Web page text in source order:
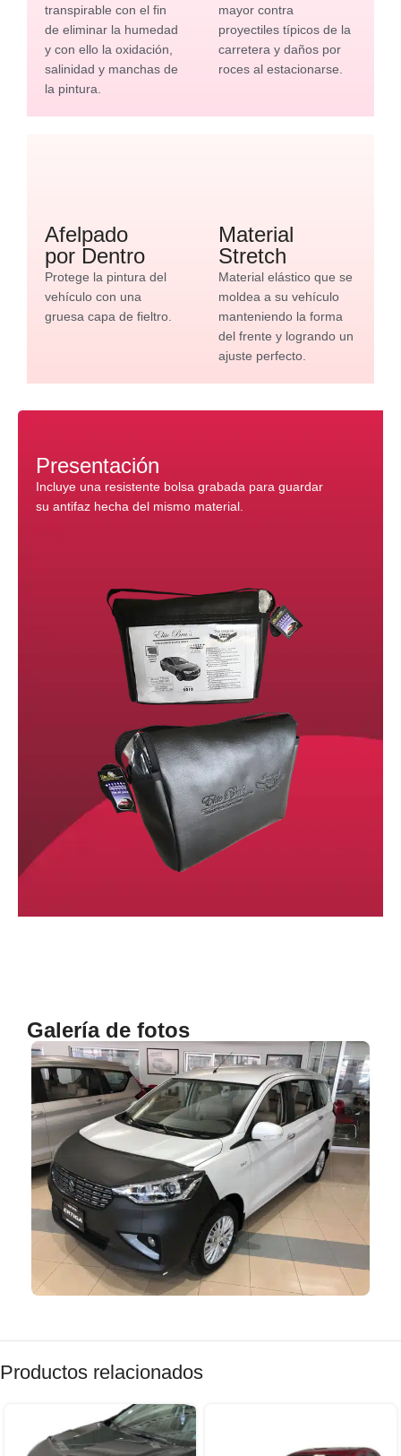
transpirable con el fin
de eliminar la humedad
y con ello la oxidación,
salinidad y manchas de
la pintura.
mayor contra
proyectiles típicos de la
carretera y daños por
roces al estacionarse.
Afelpado
por Dentro
Protege la pintura del
vehículo con una
gruesa capa de fieltro.
Material
Stretch
Material elástico que se
moldea a su vehículo
manteniendo la forma
del frente y logrando un
ajuste perfecto.
Presentación
Incluye una resistente bolsa grabada para guardar
su antifaz hecha del mismo material.
Galería de fotos
Productos relacionados